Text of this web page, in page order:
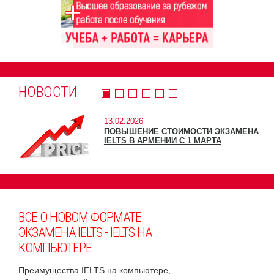
НОВОСТИ
13.02.2026
ПОВЫШЕНИЕ СТОИМОСТИ ЭКЗАМЕНА
IELTS В АРМЕНИИ С 1 МАРТА
ВСЕ О НОВОМ ФОРМАТЕ
ЭКЗАМЕНА IELTS - IELTS НА
КОМПЬЮТЕРЕ
Преимущества IELTS на компьютере,